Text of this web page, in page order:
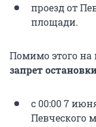
проезд от
площади.
Помимо этого на
запрет
с 00:00 7
Певческого